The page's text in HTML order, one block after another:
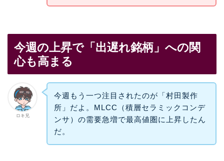
今週の上昇で「出遅れ銘柄」への関
心も高まる
ロキ兄
今週もう一つ注目されたのが「村田製作
所」だよ。MLCC（積層セラミックコンデ
ンサ）の需要急増で最高値圏に上昇したん
だ。